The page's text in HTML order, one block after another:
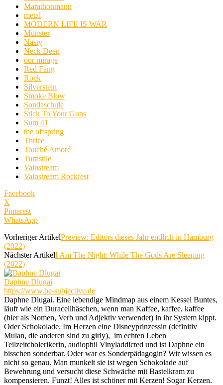
Marathonmann
metal
MODERN LIFE IS WAR
Münster
Nasty
Neck Deep
our mirage
Red Fang
Rock
Silverstein
Smoke Blow
Sondaschule
Stick To Your Guns
Sum 41
the offspring
Thrice
Touché Amoré
Turnstile
Vainstream
Vainstream Rockfest
Facebook
X
Pinterest
WhatsApp
Vorheriger ArtikelPreview: Editors dieses Jahr endlich in Hamburg
(2022)
Nächster ArtikelI Am The Night: While The Gods Are Sleeping
(2022)
Daphne Dlugai
https://www.be-subjective.de
Daphne Dlugai. Eine lebendige Mindmap aus einem Kessel Buntes,
läuft wie ein Duracellhäschen, wenn man Kaffee, kaffee, kaffee
(hier als Nomen, Verb und Adjektiv verwendet) in ihr System kippt.
Oder Schokolade. Im Herzen eine Disneyprinzessin (definitiv
Mulan, die anderen sind zu girly), im echten Leben
Teilzeitcholerikerin, audiophil Vinyladdicted und ist Daphne ein
bisschen sonderbar. Oder war es Sonderpädagogin? Wir wissen es
nicht so genau. Man munkelt sie ist wegen Schokolade auf
Bewehrung und versucht diese Schwäche mit Bastelkram zu
kompensieren. Funzt! Alles ist schöner mit Kerzen! Sogar Kerzen.